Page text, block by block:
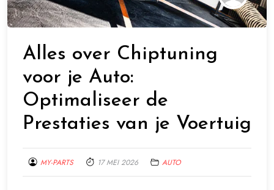
Alles over Chiptuning
voor je Auto:
Optimaliseer de
Prestaties van je Voertuig
MY-PARTS 17 MEI 2026 AUTO